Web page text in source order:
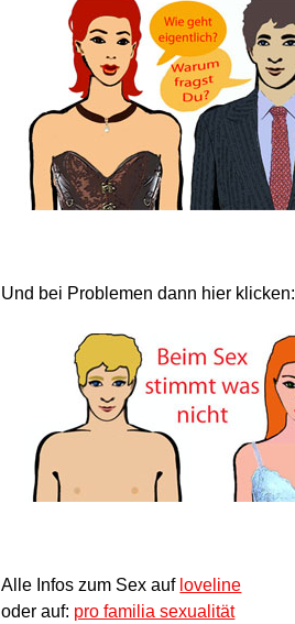
Und bei Problemen dann hier klicken:
Alle Infos zum Sex auf loveline
oder auf: pro familia sexualität